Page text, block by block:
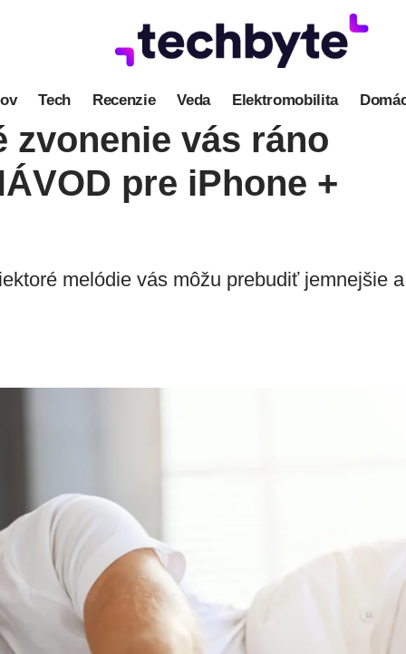
Tech Recenzie Veda Elektromobilita
zvonenie vás ráno
pre iPhone +
melódie vás môžu prebudiť jemnejšie a